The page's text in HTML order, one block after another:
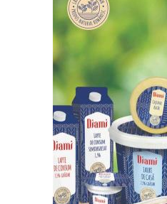
2026
SLOBOZIA:
Program
de gardă
farmacii -
luna
AUGUST